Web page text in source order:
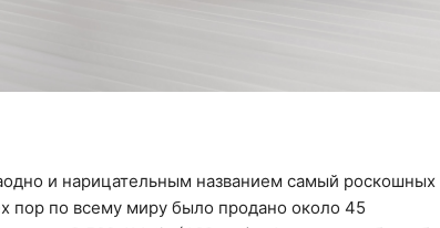
и нарицательным названием самый роскошных
пор по всему миру было продано около 45